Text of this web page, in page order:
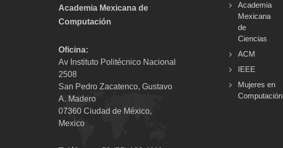
Academia Mexicana de
Computación
Oficina:
Av Instituto Politécnico Nacional
2508
San Pedro Zacatenco, Gustavo
A. Madero
07360 Ciudad de México,
Mexico
Academia
Mexicana
de
Ciencias
ACM
IEEE
Mujeres en
Computación